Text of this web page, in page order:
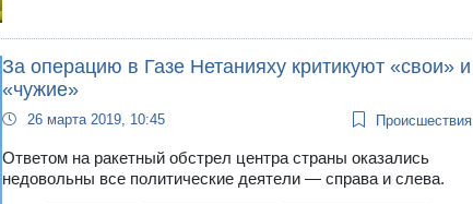
За операцию в Газе Нетанияху критикуют «свои» и
«чужие»
26 марта 2019, 10:45 Происшествия
Ответом на ракетный обстрел центра страны оказались
недовольны все политические деятели — справа и слева.